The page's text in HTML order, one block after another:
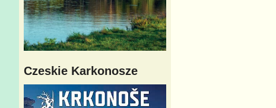
Czeskie Karkonosze